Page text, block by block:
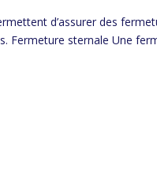
d’assurer des
Fermeture sternale Une